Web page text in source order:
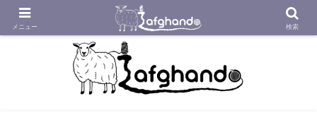
アフガニスタンの工房から織り紡いだアフガン絨毯をあなたへ
メニュー 検索